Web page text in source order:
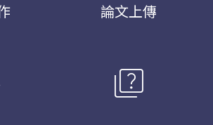
論文上傳
quiz